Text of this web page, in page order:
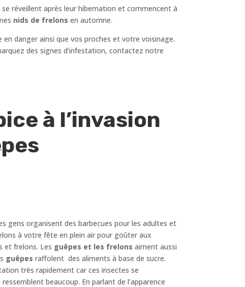
réveillent après leur hibernation et commencent à
nids de frelons en automne.
danger ainsi que vos proches et votre voisinage.
des signes d’infestation, contactez notre
à l’invasion
gens organisent des barbecues pour les adultes et
à votre fête en plein air pour goûter aux
et frelons. Les guêpes et les frelons aiment aussi
guêpes raffolent des aliments à base de sucre.
très rapidement car ces insectes se
beaucoup. En parlant de l’apparence